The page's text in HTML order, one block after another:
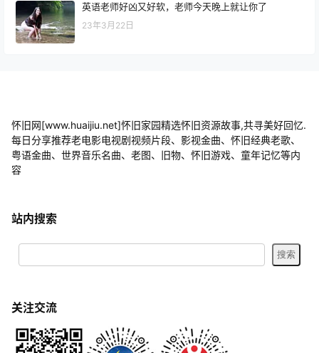
英语老师好凶又好软，老师今天晚上就让你了
23年3月22日
怀旧网[www.huaijiu.net]怀旧家园精选怀旧资源故事,共寻美好回忆.
每日分享推荐老电影电视剧视频片段、影视金曲、怀旧经典老歌、
粤语金曲、世界音乐名曲、老图、旧物、怀旧游戏、童年记忆等内
容
站内搜索
关注交流